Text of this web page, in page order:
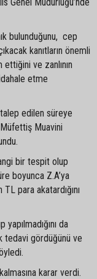
bulunduğunu, cep
kanıtların önemli
ve zanlının
etme
edilen süreye
Muavini
bir tespit olup
boyunca Z.A’ya
para akatardığını
da
tedavi gördüğünü ve
karar verdi.